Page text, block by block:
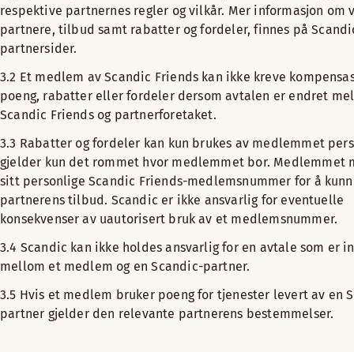
respektive partnernes regler og vilkår. Mer informasjon om
partnere, tilbud samt rabatter og fordeler, finnes på
partnersider.
3.2 Et medlem av Scandic Friends kan ikke kreve
poeng, rabatter eller fordeler dersom avtalen er endret
Scandic Friends og partnerforetaket.
3.3 Rabatter og fordeler kan kun brukes av medlemmet
gjelder kun det rommet hvor medlemmet bor. Medlemmet
sitt personlige Scandic Friends-medlemsnummer for å
partnerens tilbud. Scandic er ikke ansvarlig for eventuelle
konsekvenser av uautorisert bruk av et medlemsnummer.
3.4 Scandic kan ikke holdes ansvarlig for en avtale som er
mellom et medlem og en Scandic-partner.
3.5 Hvis et medlem bruker poeng for tjenester levert av en
partner gjelder den relevante partnerens bestemmelser.